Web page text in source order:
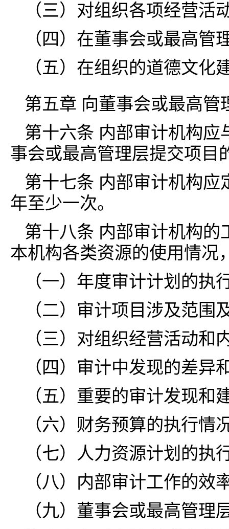
（三）对组织各项经营
（四）在董事会或最高
（五）在组织的道德文化
第五章 向董事会或最高管
第十六条 内部审计机构
事会或最高管理层提交项目
第十七条 内部审计机构
年至少一次。
第十八条 内部审计机构
本机构各类资源的使用情况
（一）年度审计计划的执
（二）审计项目涉及范围
（三）对组织经营活动和
（四）审计中发现的差
（五）重要的审计发现和
（六）财务预算的执行情
（七）人力资源计划的执
（八）内部审计工作的效
（九）董事会或最高管理